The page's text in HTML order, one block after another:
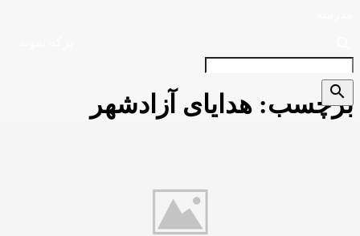
برچسب: هدایای آزادشهر search